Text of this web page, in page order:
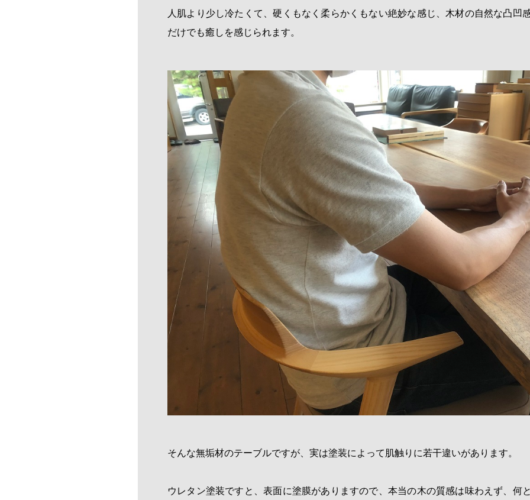
人肌より少し冷たくて、硬くもなく柔らかくもない絶妙な感じ、木材の自然な凸凹
だけでも癒しを感じられます。
そんな無垢材のテーブルですが、実は塗装によって肌触りに若干違いがあります。
ウレタン塗装ですと、表面に塗膜がありますので、本当の木の質感は味わえず、何